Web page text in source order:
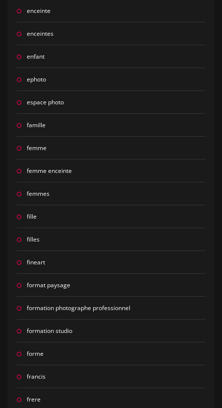
enceinte
enceintes
enfant
ephoto
espace photo
famille
femme
femme enceinte
femmes
fille
filles
fineart
format paysage
formation photographe professionnel
formation studio
forme
francis
frere